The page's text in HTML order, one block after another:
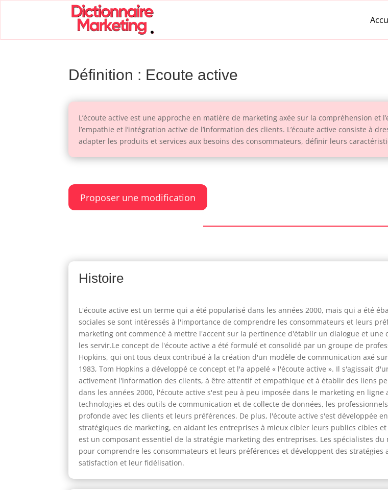
Définition : Ecoute active
L’écoute active est une approche en matière de marketing axée sur la compréhension et
l’empathie et l’intégration active de l’information des clients. L’écoute active consiste à
adapter les produits et services aux besoins des consommateurs, définir leurs
Proposer une modification
Histoire
L'écoute active est un terme qui a été popularisé dans les années 2000, mais qui a été
sociales se sont intéressés à l'importance de comprendre les consommateurs et leurs
marketing ont commencé à mettre l'accent sur la pertinence d'établir un dialogue et une
les servir.Le concept de l'écoute active a été formulé et consolidé par un groupe de
Hopkins, qui ont tous deux contribué à la création d'un modèle de communication axé
1983, Tom Hopkins a développé ce concept et l'a appelé « l'écoute active ». Il s'agissait
activement l'information des clients, à être attentif et empathique et à établir des liens
dans les années 2000, l'écoute active s'est peu à peu imposée dans le marketing en
technologies et des outils de communication et de collecte de données, les
profonde avec les clients et leurs préférences. De plus, l'écoute active s'est développée
stratégiques de marketing, en aidant les entreprises à mieux cibler leurs publics cibles
est un composant essentiel de la stratégie marketing des entreprises. Les spécialistes
pour comprendre les consommateurs et leurs préférences et développent des
satisfaction et leur fidélisation.